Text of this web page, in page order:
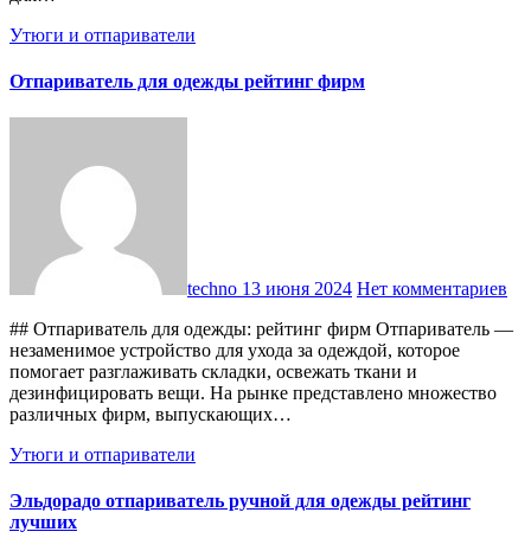
Утюги и отпариватели
Отпариватель для одежды рейтинг фирм
techno 13 июня 2024 Нет комментариев
## Отпариватель для одежды: рейтинг фирм Отпариватель —
незаменимое устройство для ухода за одеждой, которое
помогает разглаживать складки, освежать ткани и
дезинфицировать вещи. На рынке представлено множество
различных фирм, выпускающих…
Утюги и отпариватели
Эльдорадо отпариватель ручной для одежды рейтинг
лучших